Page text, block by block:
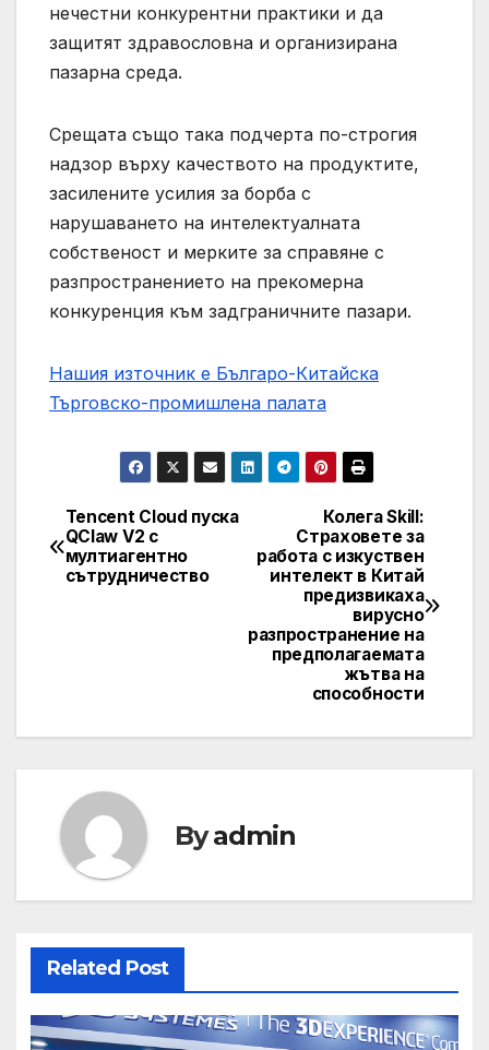
нечестни конкурентни практики и да
защитят здравословна и организирана
пазарна среда.
Срещата също така подчерта по-строгия
надзор върху качеството на продуктите,
засилените усилия за борба с
нарушаването на интелектуалната
собственост и мерките за справяне с
разпространението на прекомерна
конкуренция към задграничните пазари.
Нашия източник е Българо-Китайска
Търговско-промишлена палaта
Post
navigation
Колега Skill:
Страховете за
работа с изкуствен
интелект в Китай
предизвикаха
вирусно
разпространение на
предполагаемата
жътва на
способности
Tencent Cloud пуска
QClaw V2 с
мултиагентно
сътрудничество
Byadmin
Related Post